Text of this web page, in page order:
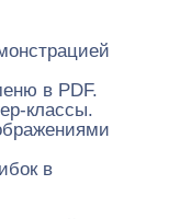
в PDF.
классы.
в